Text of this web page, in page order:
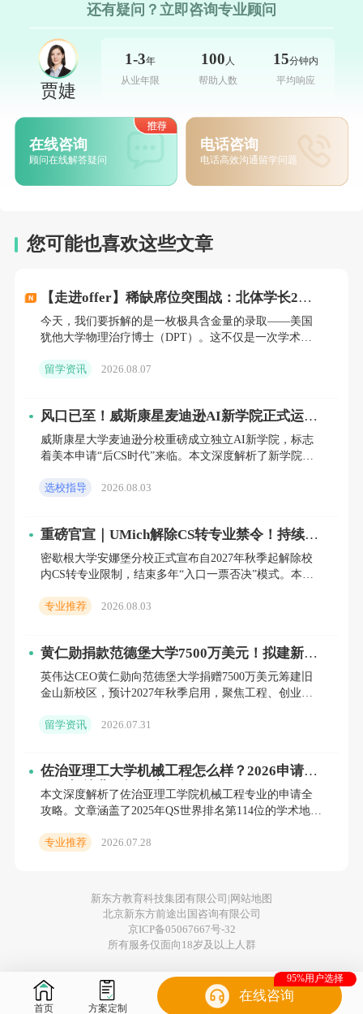
基础研究方向
分子与细胞生物学：哈佛大学、斯坦福大学提供跨学科
培养方案，重点关注基因组学、蛋白质组学等新兴领域
的研究进展。
神经生物学：芝加哥大学、约翰霍普金斯大学的科研重
应用型方向
大学伯克利分校（UC Berkeley）等院校的项目融合工
程技术与临床医学，毕业生就业前景广阔。
线咨询留学申请
共卫生学院开设相关项目，申请者需具备扎实的统计学
与数据分析基础。
交叉学科方向
生物信息学：卡内基梅隆大学（CMU）、哥伦比亚大
学强调编程能力（Python/R）与基因组学知识的结合应
合成生物学：斯坦福大学、加州大学戴维斯分校（UC
Davis）专注于人工生物系统设计及其产业化应用研
究。
培养方案，重点关注基因组学、蛋白质组学等新兴领域
的研究进展。
神经生物学：芝加哥大学、约翰霍普金斯大学的科研重
生物医学工程（BME）：麻省理工学院（MIT）、加州
大学伯克利分校（UC Berkeley）等院校的项目融合工
程技术与临床医学，毕业生就业前景广阔。
还有疑问？立即咨询专业顾问
贾婕
1-3年
从业年限
100 人
帮助人数
15分钟内
平均响应
在线咨询
顾问在线解答疑问
电话咨询
电话高效沟通留学问题
您可能也喜欢这些文章
【走进offer】稀缺席位突围战：北体学长2年
长线规划，逆势拿下全美仅招个位数的DPT博
士！
今天，我们要拆解的是一枚极具含金量的录取——美国
犹他大学物理治疗博士（DPT）。这不仅是一次学术能
美胜利。
留学资讯 2026.08.07
风口已至！威斯康星麦迪逊AI新学院正式运
营，2027/2028届理工科申请者必须关注
威斯康星大学麦迪逊分校重磅成立独立AI新学院，标志
着美本申请“后CS时代”来临。本文深度解析了新学院的
逻辑。针
选校指导 2026.08.03
重磅官宣｜UMich解除CS转专业禁令！持续3
年的“Gatekeeping”红利，彻底关闭
密歇根大学安娜堡分校正式宣布自2027年秋季起解除校
内CS转专业限制，结束多年“入口一票否决”模式。本文
家庭的
专业推荐 2026.08.03
黄仁勋捐款范德堡大学7500万美元！拟建新学
院押注"艺术+工程"交叉赛道
英伟达CEO黄仁勋向范德堡大学捐赠7500万美元筹建旧
金山新校区，预计2027年秋季启用，聚焦工程、创业与
风向，
留学资讯 2026.07.31
佐治亚理工大学机械工程怎么样？2026申请全
攻略与就业回报深度解析
本文深度解析了佐治亚理工学院机械工程专业的申请全
攻略。文章涵盖了2025年QS世界排名第114位的学术地
GRE
专业推荐 2026.07.28
新东方教育科技集团有限公司| 网站地图
北京新东方前途出国咨询有限公司
京ICP备05067667号-32
所有服务仅面向18岁及以上人群
首页 方案定制
在线咨询
95%用户选择